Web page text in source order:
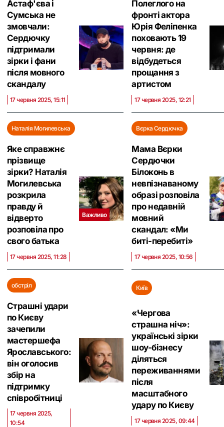
Астаф'єва і
Сумська не
змовчали:
Сердючку
підтримали
зірки і фани
після мовного
скандалу
17 червня 2025, 15:11
Полеглого на
фронті актора
Юрія Феліпенка
поховають 19
червня: де
відбудеться
прощання з
артистом
17 червня 2025, 12:21
Важливо
Наталія Могилевська
Яке справжнє
прізвище
зірки? Наталія
Могилевська
розкрила
правду й
відверто
розповіла про
свого батька
17 червня 2025, 11:28
Вєрка Сердючка
Мама Вєрки
Сердючки
Білоконь в
невпізнаваному
образі розповіла
про недавній
мовний
скандал: «Ми
биті-перебиті»
17 червня 2025, 10:56
обстріл
Страшні удари
по Києву
зачепили
мастершефа
Ярославського:
він оголосив
збір на
підтримку
співробітниці
17 червня 2025,
10:54
Київ
«Чергова
страшна ніч»:
українські зірки
шоу-бізнесу
діляться
переживаннями
після
масштабного
удару по Києву
17 червня 2025, 09:44